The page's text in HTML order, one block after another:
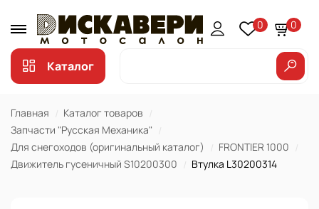
0 0
Каталог
Главная
Каталог товаров
Запчасти "Русская Механика"
Для снегоходов (оригинальный каталог)
FRONTIER 1000
Движитель гусеничный S10200300
Втулка L30200314